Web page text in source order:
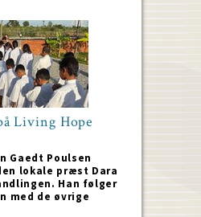
Living Hope
Gaedt Poulsen
lokale præst Dara
Han følger
med de øvrige